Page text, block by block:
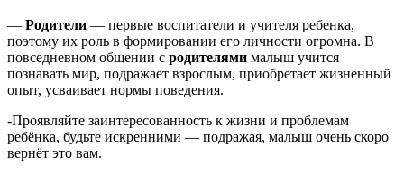
— Родители — первые воспитатели и учителя ребенка,
поэтому их роль в формировании его личности огромна. В
повседневном общении с родителями малыш учится
познавать мир, подражает взрослым, приобретает жизненный
опыт, усваивает нормы поведения.
-Проявляйте заинтересованность к жизни и проблемам
ребёнка, будьте искренними — подражая, малыш очень скоро
вернёт это вам.